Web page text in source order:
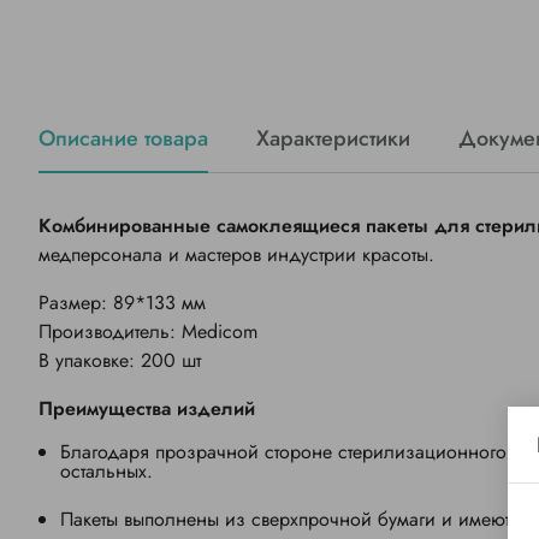
Описание товара Характеристики
Комбинированные самоклеящиеся пакеты для
медперсонала и мастеров индустрии красоты.
Размер: 89*133 мм
Производитель: Medicom
В упаковке: 200 шт
Преимущества изделий
Благодаря прозрачной стороне стерилизационного
остальных.
Пакеты выполнены из сверхпрочной бумаги и имеют